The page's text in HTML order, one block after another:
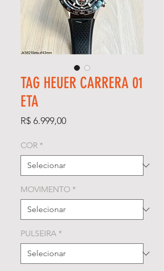
TAG HEUER CARRERA 01
ETA
R$ 6.999,00Preço
COR *
MOVIMENTO *
PULSEIRA *